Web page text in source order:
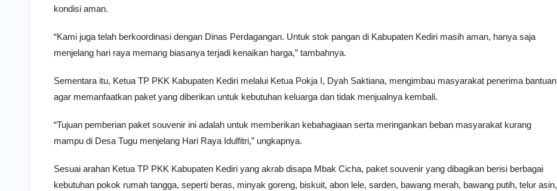
kondisi aman.
“Kami juga telah berkoordinasi dengan Dinas Perdagangan. Untuk stok pangan di Kabupaten Kediri masih aman, hanya saja
menjelang hari raya memang biasanya terjadi kenaikan harga,” tambahnya.
Sementara itu, Ketua TP PKK Kabupaten Kediri melalui Ketua Pokja I, Dyah Saktiana, mengimbau masyarakat penerima bantuan
agar memanfaatkan paket yang diberikan untuk kebutuhan keluarga dan tidak menjualnya kembali.
“Tujuan pemberian paket souvenir ini adalah untuk memberikan kebahagiaan serta meringankan beban masyarakat kurang
mampu di Desa Tugu menjelang Hari Raya Idulfitri,” ungkapnya.
Sesuai arahan Ketua TP PKK Kabupaten Kediri yang akrab disapa Mbak Cicha, paket souvenir yang dibagikan berisi berbagai
kebutuhan pokok rumah tangga, seperti beras, minyak goreng, biskuit, abon lele, sarden, bawang merah, bawang putih, telur asin,